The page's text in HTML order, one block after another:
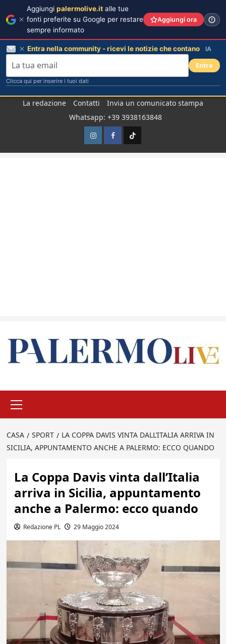
La redazione Contatti
Invia un comunicato stampa
Whatsapp: +39 3938163848
InstagramFacebook
TikTok
principale
CASA SPORT
LA COPPA DAVIS VINTA DALL’ITALIA ARRIVA IN
SICILIA, APPUNTAMENTO ANCHE A PALERMO: ECCO QUANDO
La Coppa Davis vinta dall’Italia
arriva in Sicilia, appuntamento
anche a Palermo: ecco quando
Redazione PL 29 Maggio 2024
Aggiungi palermolive.it alle tue
fonti preferite su Google per restare
sempre informato
Aggiungi ora
Entra nella community - ricevi le notizie che contano IA
Entra
Clicca qui per inserire i tuoi dati